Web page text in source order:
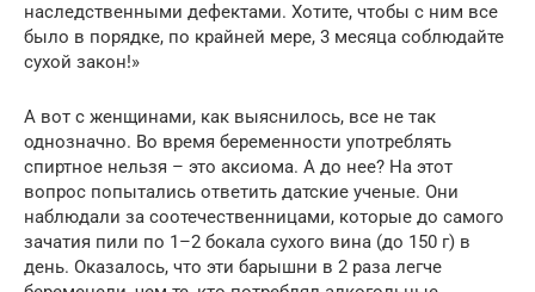
наследственными дефектами. Хотите, чтобы с ним все
было в порядке, по крайней мере, 3 месяца соблюдайте
сухой закон!»
А вот с женщинами, как выяснилось, все не так
однозначно. Во время беременности употреблять
спиртное нельзя – это аксиома. А до нее? На этот
вопрос попытались ответить датские ученые. Они
наблюдали за соотечественницами, которые до самого
зачатия пили по 1–2 бокала сухого вина (до 150 г) в
день. Оказалось, что эти барышни в 2 раза легче